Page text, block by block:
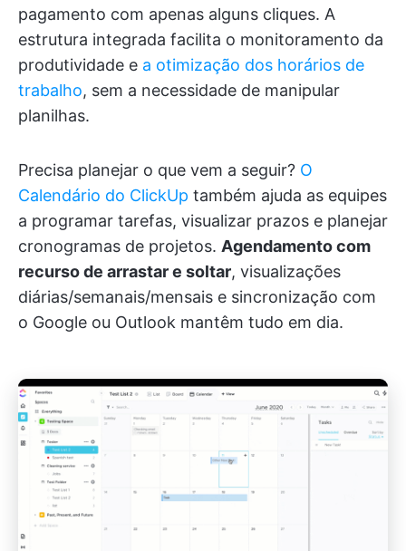
pagamento com apenas alguns cliques. A
estrutura integrada facilita o monitoramento da
produtividade e a otimização dos horários de
trabalho, sem a necessidade de manipular
planilhas.
Precisa planejar o que vem a seguir? O
Calendário do ClickUp também ajuda as equipes
a programar tarefas, visualizar prazos e planejar
cronogramas de projetos. Agendamento com
recurso de arrastar e soltar, visualizações
diárias/semanais/mensais e sincronização com
o Google ou Outlook mantêm tudo em dia.